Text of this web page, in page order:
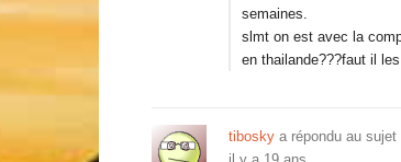
semaines.
slmt on est avec la
en thailande???faut il
tibosky a répondu au sujet